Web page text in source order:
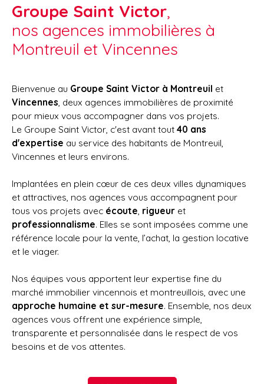
Groupe Saint Victor,
nos agences immobilières à
Montreuil et Vincennes
Bienvenue au Groupe Saint Victor à Montreuil et
Vincennes , deux agences immobilières de proximité
pour mieux vous accompagner dans vos projets.
Le Groupe Saint Victor, c'est avant tout 40 ans
d'expertise au service des habitants de Montreuil,
Vincennes et leurs environs.
Implantées en plein cœur de ces deux villes dynamiques
et attractives, nos agences vous accompagnent pour
tous vos projets avec écoute rigueur et
professionnalisme. Elles se sont imposées comme une
référence locale pour la vente, l’achat, la gestion locative
et le viager.
Nos équipes vous apportent leur expertise fine du
marché immobilier vincennois et montreuillois, avec une
approche humaine et sur-mesure. Ensemble, nos deux
agences vous offrent une expérience simple,
transparente et personnalisée dans le respect de vos
besoins et de vos attentes.